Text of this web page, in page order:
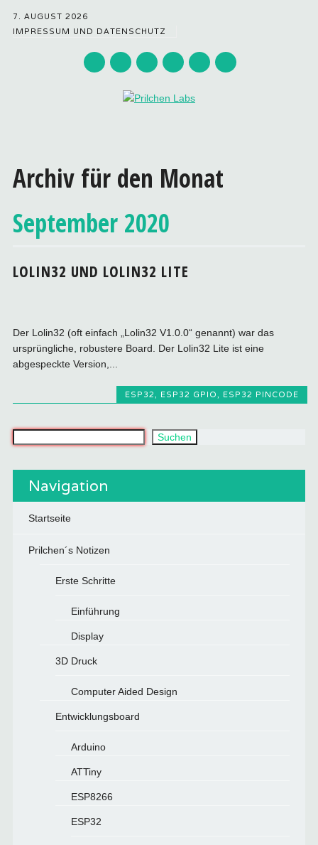
7. AUGUST 2026
IMPRESSUM UND DATENSCHUTZ
springen
Archiv für den Monat
September 2020
LOLIN32 UND LOLIN32 LITE
Der Lolin32 (oft einfach „Lolin32 V1.0.0“ genannt) war das
ursprüngliche, robustere Board. Der Lolin32 Lite ist eine
abgespeckte Version,...
ESP32, ESP32 GPIO, ESP32 PINCODE
Suchen
Navigation
Startseite
Prilchen´s Notizen
Erste Schritte
Einführung
Display
3D Druck
Computer Aided Design
Entwicklungsboard
Arduino
ATTiny
ESP8266
ESP32